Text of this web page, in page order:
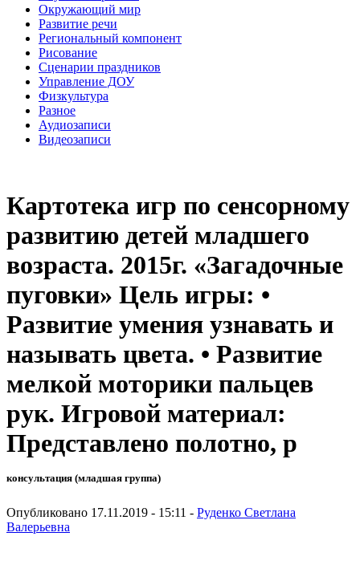
Окружающий мир
Развитие речи
Региональный компонент
Рисование
Сценарии праздников
Управление ДОУ
Физкультура
Разное
Аудиозаписи
Видеозаписи
Картотека игр по сенсорному
развитию детей младшего
возраста. 2015г. «Загадочные
пуговки» Цель игры: •
Развитие умения узнавать и
называть цвета. • Развитие
мелкой моторики пальцев
рук. Игровой материал:
Представлено полотно, р
консультация (младшая группа)
Опубликовано 17.11.2019 - 15:11 - Руденко Светлана
Валерьевна